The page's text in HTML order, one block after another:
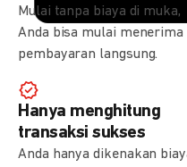
Mulai tanpa biaya di muka,
Anda bisa mulai menerima
pembayaran langsung.
Hanya menghitung
transaksi sukses
Anda hanya dikenakan